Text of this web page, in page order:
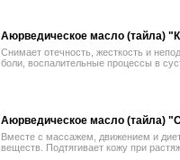
Аюрведическое масло (тайла)
Снимает отечность, жесткость и
боли, воспалительные процессы в
Аюрведическое масло (тайла)
Вместе с массажем, движением и
веществ. Подтягивает кожу при